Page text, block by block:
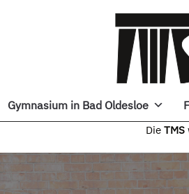
Gymnasium in Bad Oldesloe
TMS